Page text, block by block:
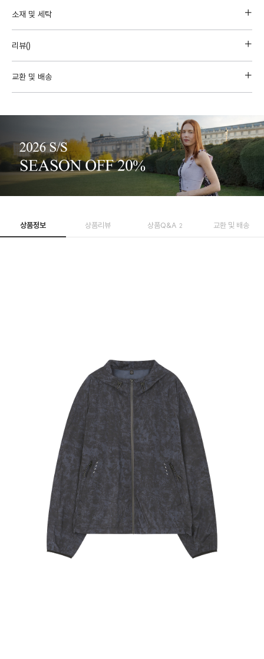
소재 및 세탁
리뷰()
교환 및 배송
상품정보 상품리뷰 상품Q&A 2 교환 및 배송